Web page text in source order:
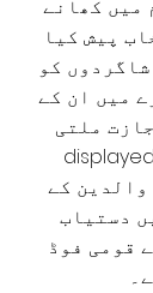
میں کھانے
پیش کیا
کو
میں ان کے
ملتی
ہے۔ مینوز بچوں کے ل displayed
کے
دستیاب
قومی فوڈ